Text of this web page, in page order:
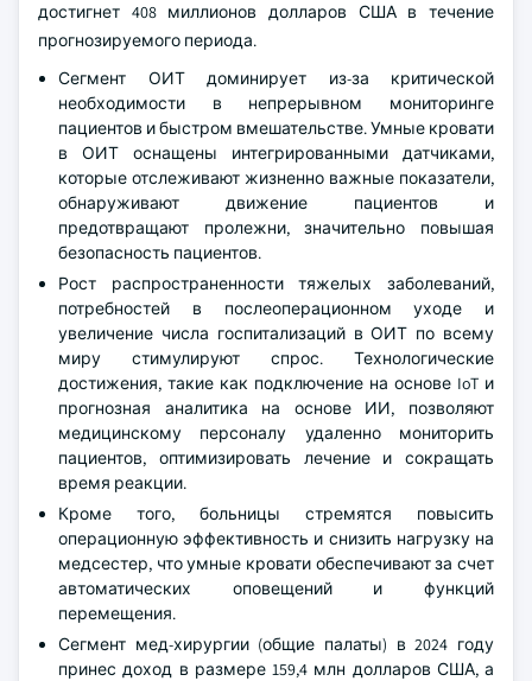
достигнет 408 миллионов долларов США в течение
прогнозируемого периода.
Сегмент ОИТ доминирует из-за критической
необходимости в непрерывном мониторинге
пациентов и быстром вмешательстве. Умные кровати
в ОИТ оснащены интегрированными датчиками,
которые отслеживают жизненно важные показатели,
обнаруживают движение пациентов и
предотвращают пролежни, значительно повышая
безопасность пациентов.
Рост распространенности тяжелых заболеваний,
потребностей в послеоперационном уходе и
увеличение числа госпитализаций в ОИТ по всему
миру стимулируют спрос. Технологические
достижения, такие как подключение на основе IoT и
прогнозная аналитика на основе ИИ, позволяют
медицинскому персоналу удаленно мониторить
пациентов, оптимизировать лечение и сокращать
время реакции.
Кроме того, больницы стремятся повысить
операционную эффективность и снизить нагрузку на
медсестер, что умные кровати обеспечивают за счет
автоматических оповещений и функций
перемещения.
Сегмент мед-хирургии (общие палаты) в 2024 году
принес доход в размере 159,4 млн долларов США, а